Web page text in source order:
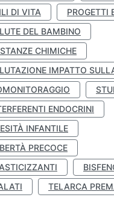
DI VITA
PROGETTI
DEL BAMBINO
CHIMICHE
IMPATTO
ENDOCRINI
INFANTILE
PRECOCE
TELARCA